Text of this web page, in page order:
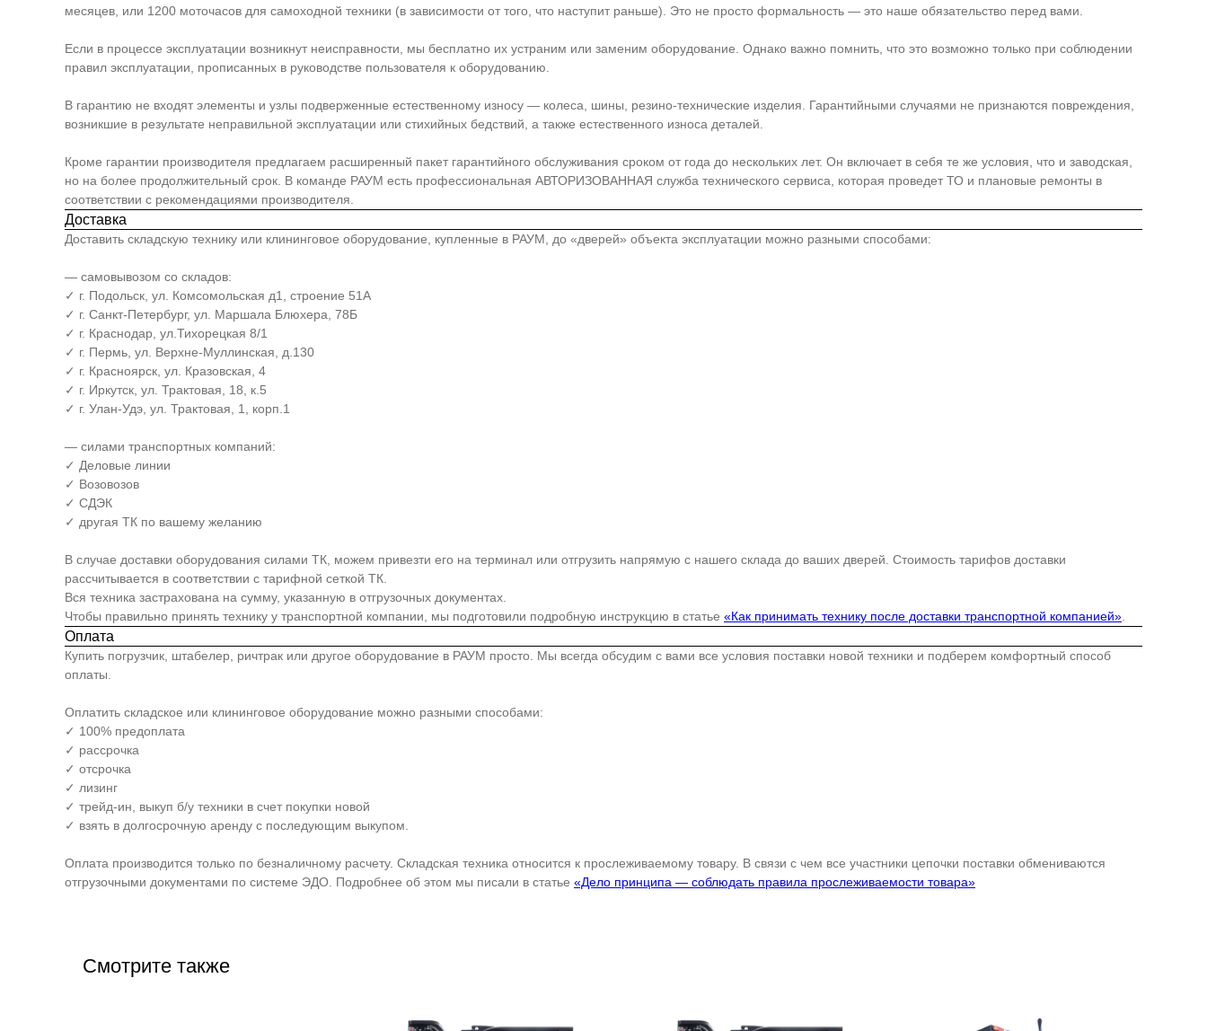
месяцев, или 1200 моточасов для самоходной техники (в зависимости от того, что наступит раньше). Это не просто формальность — это наше обязательство перед вами.
Если в процессе эксплуатации возникнут неисправности, мы бесплатно их устраним или заменим оборудование. Однако важно помнить, что это возможно только при соблюдении
правил эксплуатации, прописанных в руководстве пользователя к оборудованию.
В гарантию не входят элементы и узлы подверженные естественному износу — колеса, шины, резино-технические изделия. Гарантийными случаями не признаются повреждения,
возникшие в результате неправильной эксплуатации или стихийных бедствий, а также естественного износа деталей.
Кроме гарантии производителя предлагаем расширенный пакет гарантийного обслуживания сроком от года до нескольких лет. Он включает в себя те же условия, что и заводская,
но на более продолжительный срок. В команде РАУМ есть профессиональная АВТОРИЗОВАННАЯ служба технического сервиса, которая проведет ТО и плановые ремонты в
соответствии с рекомендациями производителя.
Доставка
Доставить складскую технику или клининговое оборудование, купленные в РАУМ, до «дверей» объекта эксплуатации можно разными способами:
— самовывозом со складов:
✓ г. Подольск, ул. Комсомольская д1, строение 51А
✓ г. Санкт-Петербург, ул. Маршала Блюхера, 78Б
✓ г. Краснодар, ул.Тихорецкая 8/1
✓ г. Пермь, ул. Верхне-Муллинская, д.130
✓ г. Красноярск, ул. Кразовская, 4
✓ г. Иркутск, ул. Трактовая, 18, к.5
✓ г. Улан-Удэ, ул. Трактовая, 1, корп.1
— силами транспортных компаний:
✓ Деловые линии
✓ Возовозов
✓ СДЭК
✓ другая ТК по вашему желанию
В случае доставки оборудования силами ТК, можем привезти его на терминал или отгрузить напрямую с нашего склада до ваших дверей. Стоимость тарифов доставки
рассчитывается в соответствии с тарифной сеткой ТК.
Вся техника застрахована на сумму, указанную в отгрузочных документах.
Чтобы правильно принять технику у транспортной компании, мы подготовили подробную инструкцию в статье «Как принимать технику после доставки транспортной компанией»
Оплата
Купить погрузчик, штабелер, ричтрак или другое оборудование в РАУМ просто. Мы всегда обсудим с вами все условия поставки новой техники и подберем комфортный способ
оплаты.
Оплатить складское или клининговое оборудование можно разными способами:
✓ 100% предоплата
✓ рассрочка
✓ отсрочка
✓ лизинг
✓ трейд-ин, выкуп б/у техники в счет покупки новой
✓ взять в долгосрочную аренду с последующим выкупом.
Оплата производится только по безналичному расчету. Складская техника относится к прослеживаемому товару. В связи с чем все участники цепочки поставки обмениваются
отгрузочными документами по системе ЭДО. Подробнее об этом мы писали в статье «Дело принципа — соблюдать правила прослеживаемости товара»
Смотрите также